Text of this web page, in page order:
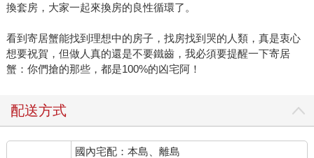
換套房，大家一起來換房的良性循環了。
看到寄居蟹能找到理想中的房子，找房找到哭的人類，真是衷心
想要祝賀，但做人真的還是不要鐵齒，我必須要提醒一下寄居
蟹：你們搶的那些，都是100%的凶宅阿！
配送方式
國內宅配：本島、離島